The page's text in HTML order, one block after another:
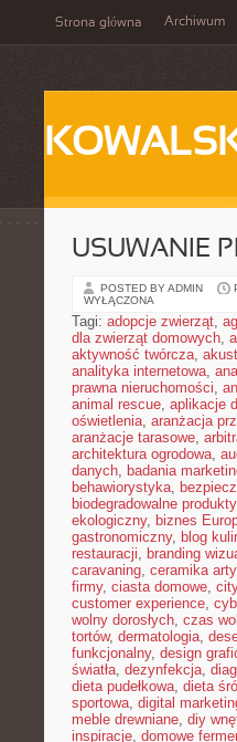
Strona główna Archiwum
USUWANIE
POSTED BY ADMIN
WYŁĄCZONA
Tagi: adopcje zwierząt,
dla zwierząt domowych,
aktywność twórcza,
analityka internetowa,
prawna nieruchomości,
animal rescue, aplikacje
oświetlenia, aranżacja
aranżacje tarasowe,
architektura ogrodowa,
danych, badania
behawiorystyka,
biodegradowalne produkty
ekologiczny, biznes
gastronomiczny, blog
restauracji, branding
caravaning, ceramika
firmy, ciasta domowe,
customer experience,
wolny dorosłych, czas
tortów, dermatologia,
funkcjonalny, design
światła, dezynfekcja,
dieta pudełkowa, dieta
sportowa, digital
meble drewniane, diy
inspiracje, domowe